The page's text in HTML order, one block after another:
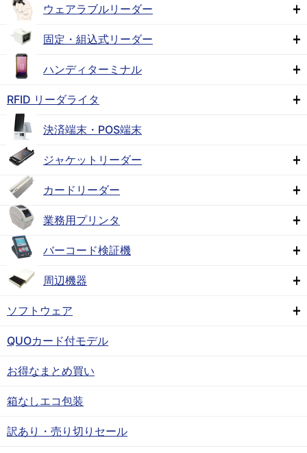
ウェアラブルリーダー
固定・組込式リーダー
ハンディターミナル
RFID リーダライタ
決済端末・POS端末
ジャケットリーダー
カードリーダー
業務用プリンタ
バーコード検証機
周辺機器
ソフトウェア
QUOカード付モデル
お得なまとめ買い
箱なしエコ包装
訳あり・売り切りセール